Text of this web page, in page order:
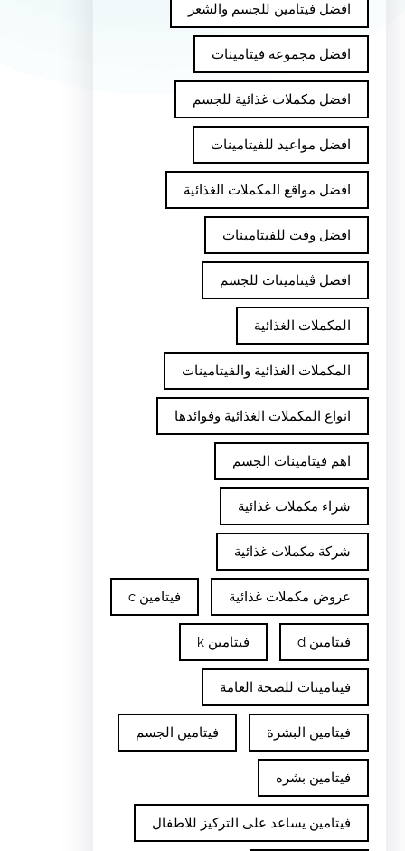
افضل فيتامين للجسم والشعر
افضل مجموعة فيتامينات
افضل مكملات غذائية للجسم
افضل مواعيد للفيتامينات
افضل مواقع المكملات الغذائية
افضل وقت للفيتامينات
افضل ڤيتامينات للجسم
المكملات الغذائية
المكملات الغذائية والفيتامينات
انواع المكملات الغذائية وفوائدها
اهم فيتامينات الجسم
شراء مكملات غذائية
شركة مكملات غذائية
عروض مكملات غذائية فيتامين c
فيتامين d فيتامين k
فيتامينات للصحة العامة
فيتامين البشرة فيتامين الجسم
فيتامين بشره
فيتامين يساعد على التركيز للاطفال